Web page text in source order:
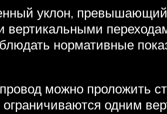
уклон,
нормативные
можно проложить
одним